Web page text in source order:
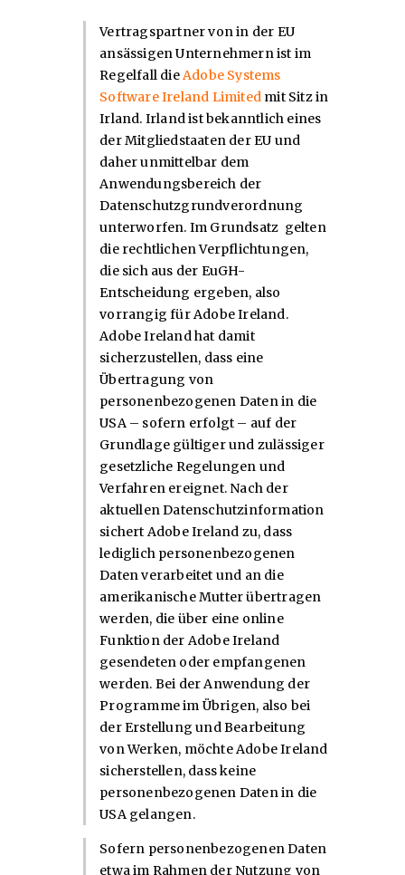
Vertragspartner von in der EU
ansässigen Unternehmern ist im
Regelfall dieAdobe Systems
Software Ireland Limited mit Sitz in
Irland. Irland ist bekanntlich eines
der Mitgliedstaaten der EU und
daher unmittelbar dem
Anwendungsbereich der
Datenschutzgrundverordnung
unterworfen. Im Grundsatz gelten
die rechtlichen Verpflichtungen,
die sich aus der EuGH-
Entscheidung ergeben, also
vorrangig für Adobe Ireland.
Adobe Ireland hat damit
sicherzustellen, dass eine
Übertragung von
personenbezogenen Daten in die
USA – sofern erfolgt – auf der
Grundlage gültiger und zulässiger
gesetzliche Regelungen und
Verfahren ereignet. Nach der
aktuellen Datenschutzinformation
sichert Adobe Ireland zu, dass
lediglich personenbezogenen
Daten verarbeitet und an die
amerikanische Mutter übertragen
werden, die über eine online
Funktion der Adobe Ireland
gesendeten oder empfangenen
werden. Bei der Anwendung der
Programme im Übrigen, also bei
der Erstellung und Bearbeitung
von Werken, möchte Adobe Ireland
sicherstellen, dass keine
personenbezogenen Daten in die
USA gelangen.
Sofern personenbezogenen Daten
etwa im Rahmen der Nutzung von